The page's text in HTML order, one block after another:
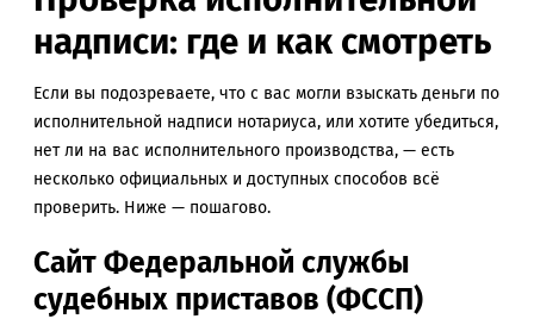
надписи: где и как смотреть
Если вы подозреваете, что с вас могли взыскать деньги по
исполнительной надписи нотариуса, или хотите убедиться,
нет ли на вас исполнительного производства, — есть
несколько официальных и доступных способов всё
проверить. Ниже — пошагово.
Сайт Федеральной службы
судебных приставов (ФССП)